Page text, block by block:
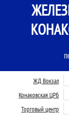
ЖД Вокзал
Конаковская ЦРБ
Торговый центр